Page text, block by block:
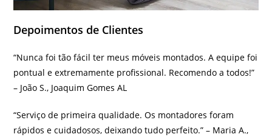
Depoimentos de Clientes
“Nunca foi tão fácil ter meus móveis montados. A equipe foi
pontual e extremamente profissional. Recomendo a todos!”
– João S., Joaquim Gomes AL
“Serviço de primeira qualidade. Os montadores foram
rápidos e cuidadosos, deixando tudo perfeito.” – Maria A.,